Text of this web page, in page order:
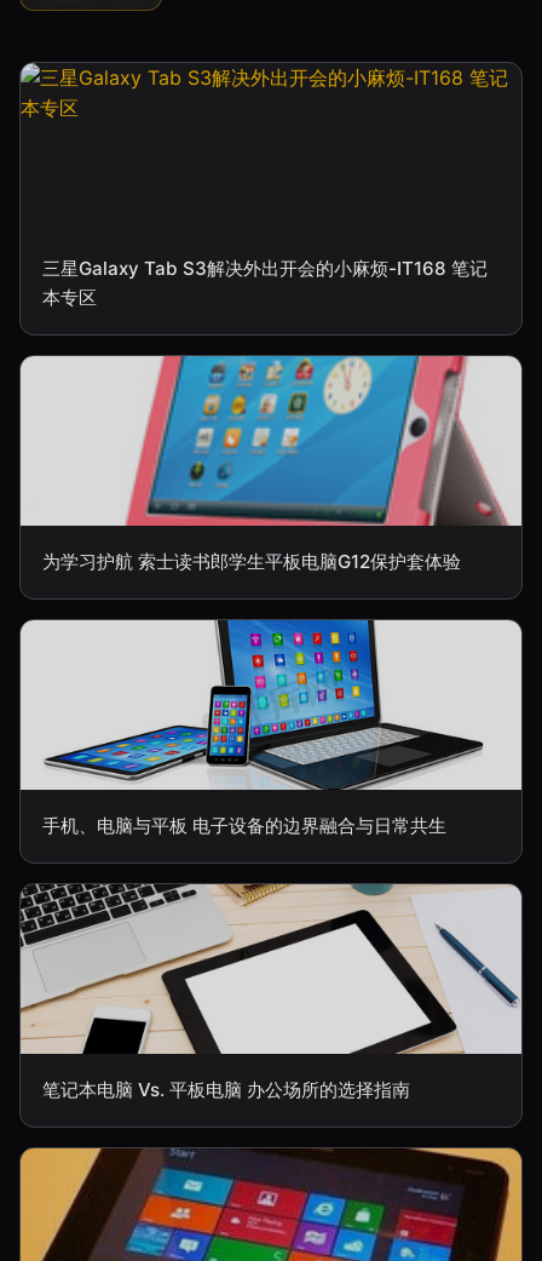
三星Galaxy Tab S3解决外出开会的小麻烦-IT168 笔记
本专区
为学习护航 索士读书郎学生平板电脑G12保护套体验
手机、电脑与平板 电子设备的边界融合与日常共生
笔记本电脑 Vs. 平板电脑 办公场所的选择指南